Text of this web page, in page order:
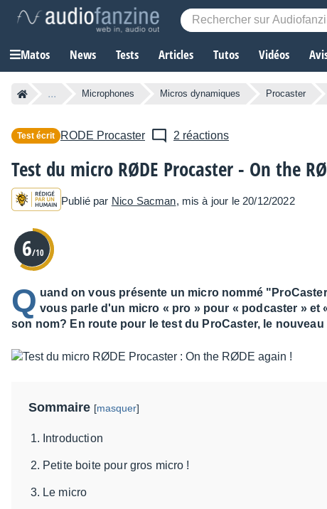
Matos News Tests Articles Tutos Vidéos
... Microphones Micros dynamiques Procaster
Test écrit RODE Procaster 2 réactions
Test du micro RØDE Procaster - On the
Publié par Nico Sacman, mis à jour le 20/12/2022
6/10
Q uand on vous présente un micro nommé
vous parle d'un micro « pro » pour « podcaster » et
son nom? En route pour le test du ProCaster, le
Sommaire [masquer]
Introduction
Petite boite pour gros micro !
Le micro